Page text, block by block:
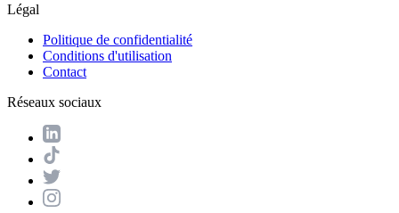
Légal
Politique de confidentialité
Conditions d'utilisation
Contact
Réseaux sociaux